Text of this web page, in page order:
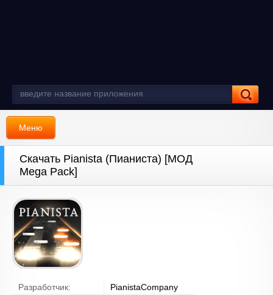
Меню
Скачать Pianista (Пианиста) [МОД
Mega Pack]
Разработчик:
PianistaCompany